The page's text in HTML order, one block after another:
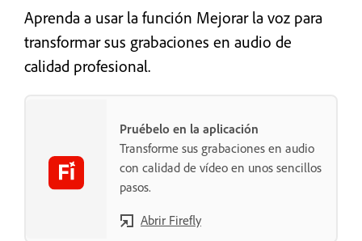
Aprenda a usar la función Mejorar la voz para
transformar sus grabaciones en audio de
calidad profesional.
Pruébelo en la aplicación
Transforme sus grabaciones en audio
con calidad de vídeo en unos sencillos
pasos.
Abrir Firefly